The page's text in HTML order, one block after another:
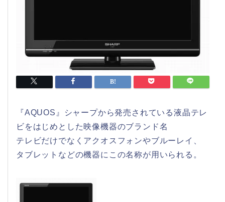
『AQUOS』シャープから発売されている液晶テレ
ビをはじめとした映像機器のブランド名
テレビだけでなくアクオスフォンやブルーレイ、
タブレットなどの機器にこの名称が用いられる。